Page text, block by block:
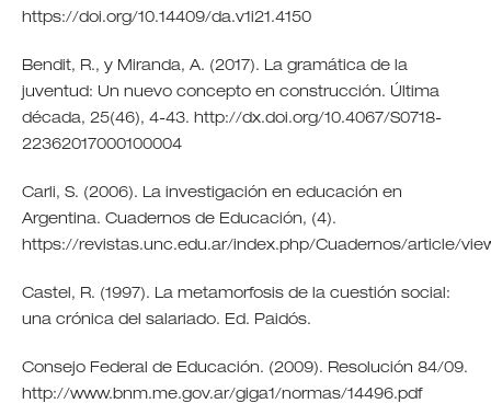
https://doi.org/10.14409/da.v1i21.4150
Bendit, R., y Miranda, A. (2017). La gramática de la
juventud: Un nuevo concepto en construcción. Última
década, 25(46), 4-43. http://dx.doi.org/10.4067/S0718-
22362017000100004
Carli, S. (2006). La investigación en educación en
Argentina. Cuadernos de Educación, (4).
https://revistas.unc.edu.ar/index.php/Cuadernos/article/
Castel, R. (1997). La metamorfosis de la cuestión social:
una crónica del salariado. Ed. Paidós.
Consejo Federal de Educación. (2009). Resolución 84/09.
http://www.bnm.me.gov.ar/giga1/normas/14496.pdf